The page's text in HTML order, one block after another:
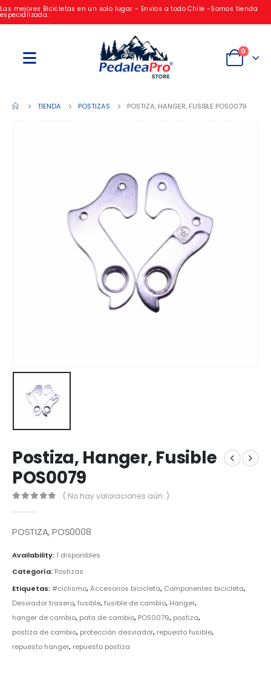
Las mejores Bicicletas en un solo lugar - Envíos a todo Chile -Somos tienda
especializada.
0
TIENDA POSTIZAS POSTIZA, HANGER, FUSIBLE POS0079
Postiza, Hanger, Fusible
POS0079
( No hay valoraciones aún. )
POSTIZA, POS0008
Availability: 1 disponibles
Categoría: Postizas
Etiquetas:#ciclismo,Accesorios bicicleta, Componentes bicicleta,
Desviador trasero,fusible,fusible de cambio, Hanger,
hanger de cambio, pata de cambio, POS0079, postiza,
postiza de cambio, protección desviador, repuesto fusible,
repuesto hanger, repuesto postiza